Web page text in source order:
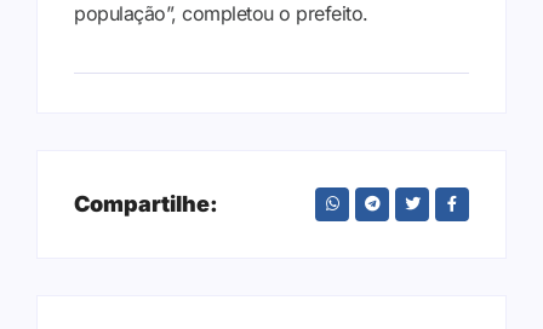
população”, completou o prefeito.
Compartilhe: